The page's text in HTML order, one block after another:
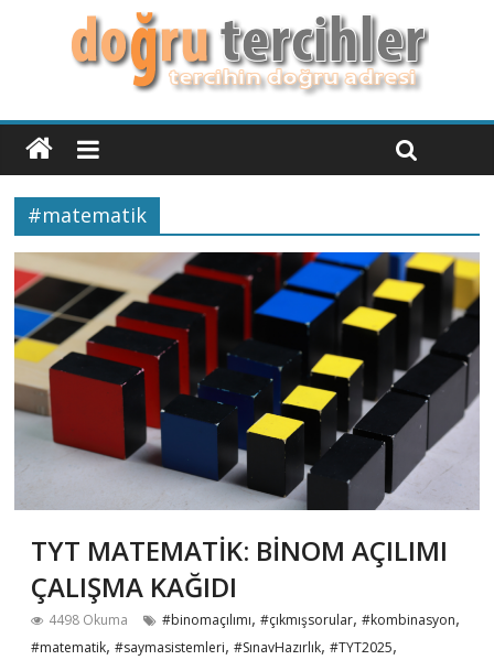
#matematik
TYT MATEMATİK: BİNOM AÇILIMI
ÇALIŞMA KAĞIDI
4498 Okuma #binomaçılımı,#çıkmışsorular,#kombinasyon,
#matematik,#saymasistemleri,#SınavHazırlık,#TYT2025,